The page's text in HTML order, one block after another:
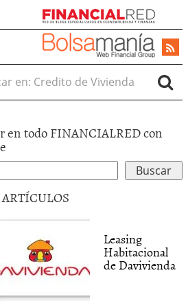
en:
en todo FINANCIALRED con
ARTÍCULOS
Leasing
Habitacional
de Davivienda